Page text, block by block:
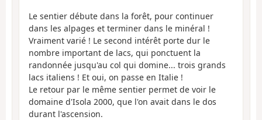
Le sentier débute dans la forêt, pour continuer
dans les alpages et terminer dans le minéral !
Vraiment varié ! Le second intérêt porte dur le
nombre important de lacs, qui ponctuent la
randonnée jusqu'au col qui domine... trois grands
lacs italiens ! Et oui, on passe en Italie !
Le retour par le même sentier permet de voir le
domaine d'Isola 2000, que l'on avait dans le dos
durant l'ascension.